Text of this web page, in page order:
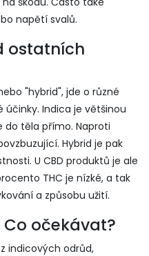
napětí svalů.
ostatních
"hybrid", jde o různé
účinky. Indica je většinou
do těla přímo. Naproti
Hybrid je pak
U CBD produktů je ale
THC je nízké, a tak
a způsobu užití.
očekávat?
indicových odrůd,